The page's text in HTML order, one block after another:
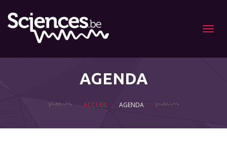
Menu
AGENDA
ACCUEIL AGENDA